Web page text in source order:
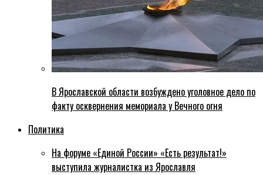
В Ярославской области возбуждено уголовное дело по
факту осквернения мемориала у Вечного огня
Политика
На форуме «Единой России» «Есть результат!»
выступила журналистка из Ярославля